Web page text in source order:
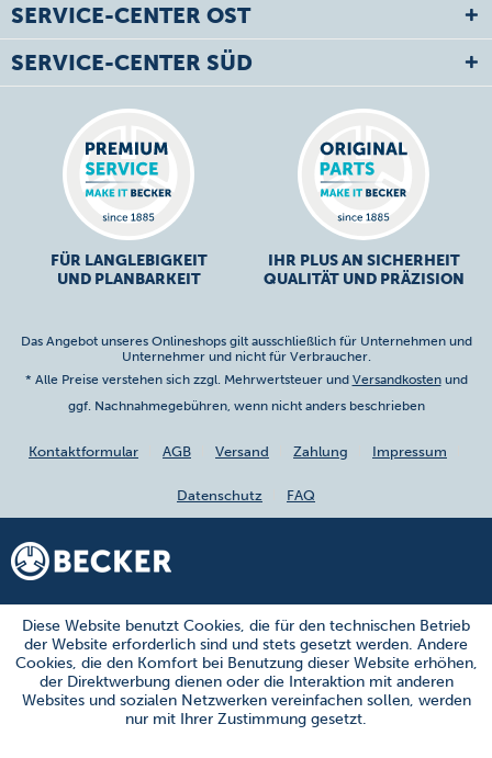
SERVICE-CENTER OST
SERVICE-CENTER SÜD
FÜR LANGLEBIGKEIT
UND PLANBARKEIT
IHR PLUS AN SICHERHEIT
QUALITÄT UND PRÄZISION
Das Angebot unseres Onlineshops gilt ausschließlich für Unternehmen und
Unternehmer und nicht für Verbraucher.
* Alle Preise verstehen sich zzgl. Mehrwertsteuer und Versandkostenund
ggf. Nachnahmegebühren, wenn nicht anders beschrieben
Kontaktformular AGB Versand Zahlung Impressum
Datenschutz FAQ
Diese Website benutzt Cookies, die für den technischen Betrieb
der Website erforderlich sind und stets gesetzt werden. Andere
Cookies, die den Komfort bei Benutzung dieser Website erhöhen,
der Direktwerbung dienen oder die Interaktion mit anderen
Websites und sozialen Netzwerken vereinfachen sollen, werden
nur mit Ihrer Zustimmung gesetzt.